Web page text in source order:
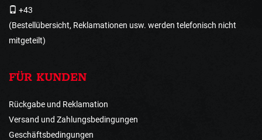
+43
(Bestellübersicht, Reklamationen usw. werden telefonisch nicht
mitgeteilt)
FÜR KUNDEN
Rückgabe und Reklamation
Versand und Zahlungsbedingungen
Geschäftsbedingungen